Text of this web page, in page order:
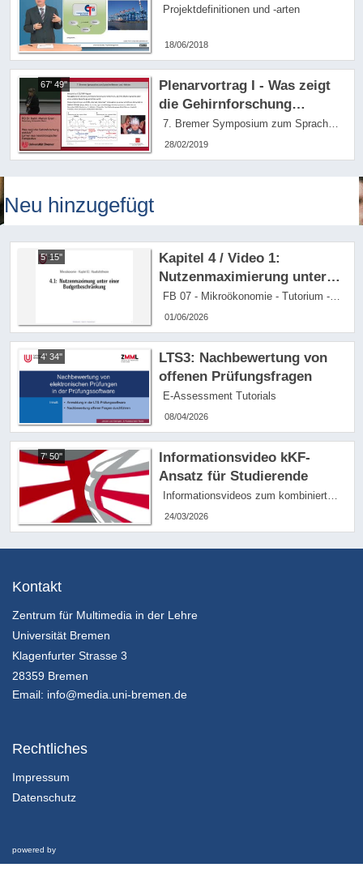
Projektdefinitionen und -arten
18/06/2018
67' 49''
Plenarvortrag I - Was zeigt
die Gehirnforschung
wirklich? Lernen aus
neurobiologischer
Perspektive
7. Bremer Symposium zum Sprachenlernen und - lehren 2019
28/02/2019
Neu hinzugefügt
5' 15''
Kapitel 4 / Video 1:
Nutzenmaximierung unter
Budgetrestriktion - Mandana
Windhorst / 260724_nS
FB 07 - Mikroökonomie - Tutorium - Prof. Paha
01/06/2026
4' 34''
LTS3: Nachbewertung von
offenen Prüfungsfragen
E-Assessment Tutorials
08/04/2026
7' 50''
Informationsvideo kKF-
Ansatz für Studierende
Informationsvideos zum kombinierten Key-Feature-Ansatz der VAN
24/03/2026
Kontakt
Zentrum für Multimedia in der Lehre
Universität Bremen
Klagenfurter Strasse 3
28359 Bremen
Email: info@media.uni-bremen.de
Rechtliches
Impressum
Datenschutz
powered by